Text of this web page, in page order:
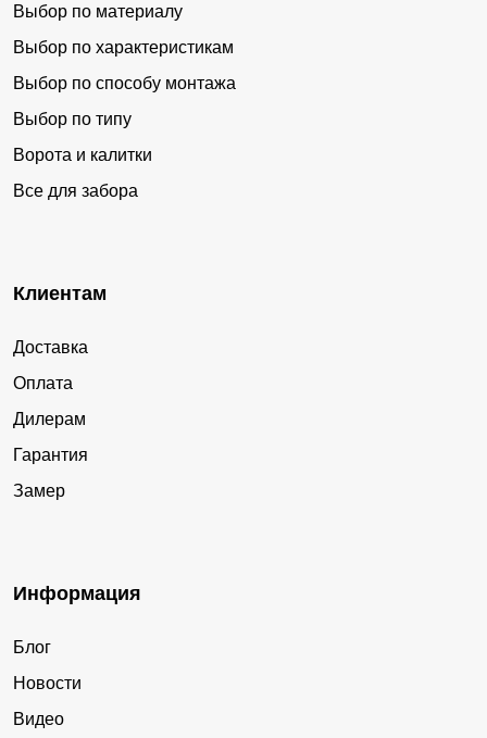
Курбатово
Малая Покровка
Барабановка
Козловка
Тимонино
Нагорново
Саросека
Боровка
Выбор по материалу
Выбор по характеристикам
Выбор по способу монтажа
Выбор по типу
Ворота и калитки
Все для забора
Клиентам
Доставка
Оплата
Дилерам
Гарантия
Замер
Информация
Блог
Новости
Видео